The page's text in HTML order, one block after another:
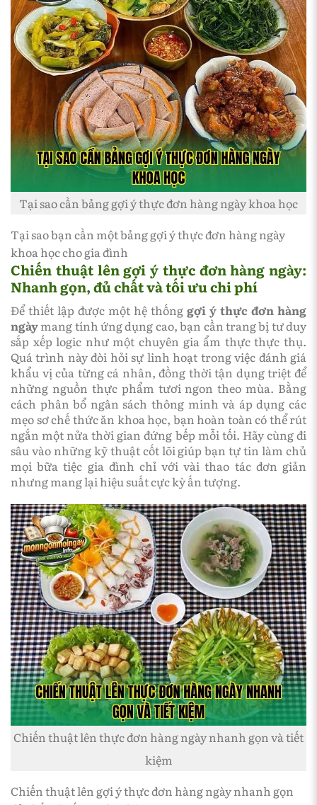
Tại sao cần bảng gợi ý thực đơn hàng ngày khoa học
Tại sao bạn cần một bảng gợi ý thực đơn hàng ngày
khoa học cho gia đình
Chiến thuật lên gợi ý thực đơn hàng ngày:
Nhanh gọn, đủ chất và tối ưu chi phí
Để thiết lập được một hệ thống gợi ý thực đơn hàng
ngàymang tính ứng dụng cao, bạn cần trang bị tư duy
sắp xếp logic như một chuyên gia ẩm thực thực thụ.
Quá trình này đòi hỏi sự linh hoạt trong việc đánh giá
khẩu vị của từng cá nhân, đồng thời tận dụng triệt để
những nguồn thực phẩm tươi ngon theo mùa. Bằng
cách phân bổ ngân sách thông minh và áp dụng các
mẹo sơ chế thức ăn khoa học, bạn hoàn toàn có thể rút
ngắn một nửa thời gian đứng bếp mỗi tối. Hãy cùng đi
sâu vào những kỹ thuật cốt lõi giúp bạn tự tin làm chủ
mọi bữa tiệc gia đình chỉ với vài thao tác đơn giản
nhưng mang lại hiệu suất cực kỳ ấn tượng.
Chiến thuật lên thực đơn hàng ngày nhanh gọn và tiết
kiệm
Chiến thuật lên gợi ý thực đơn hàng ngày nhanh gọn